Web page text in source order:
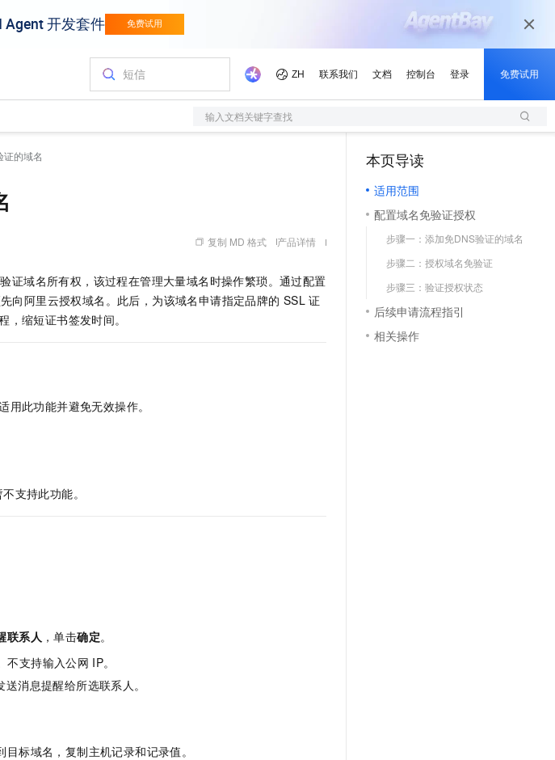
输入文档关键字查找
的域名
复制 MD 格式 产品详情
证域名所有权，该过程在管理大量域名时操作繁琐。通过配置
向阿里云授权域名。此后，为该域名申请指定品牌的 SSL 证
缩短证书签发时间。
此功能并避免无效操作。
支持此功能。
联系人 ，单击确定。
不支持输入公网 IP。
消息提醒给所选联系人。
标域名，复制主机记录和记录值。
本页导读
适用范围
配置域名免验证授权
步骤一：添加免DNS验证的域名
步骤二：授权域名免验证
步骤三：验证授权状态
后续申请流程指引
相关操作